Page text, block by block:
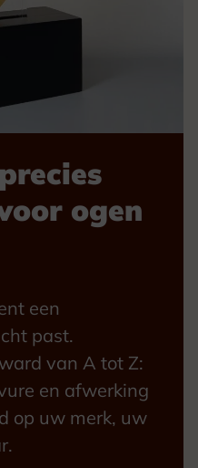
ogen
een
past.
van A tot Z:
en afwerking
op uw merk, uw